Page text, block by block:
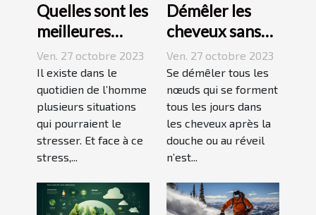
Quelles sont les
meilleures
techniques
pour vaincre le
stress ?
Ven. 27 octobre 2023
Il existe dans le
quotidien de l’homme
plusieurs situations
qui pourraient le
stresser. Et face à ce
stress,...
Démêler les
cheveux sans
difficulté et
sans douleur :
comment s’y
prendre ?
Ven. 27 octobre 2023
Se démêler tous les
nœuds qui se forment
tous les jours dans
les cheveux après la
douche ou au réveil
n’est...